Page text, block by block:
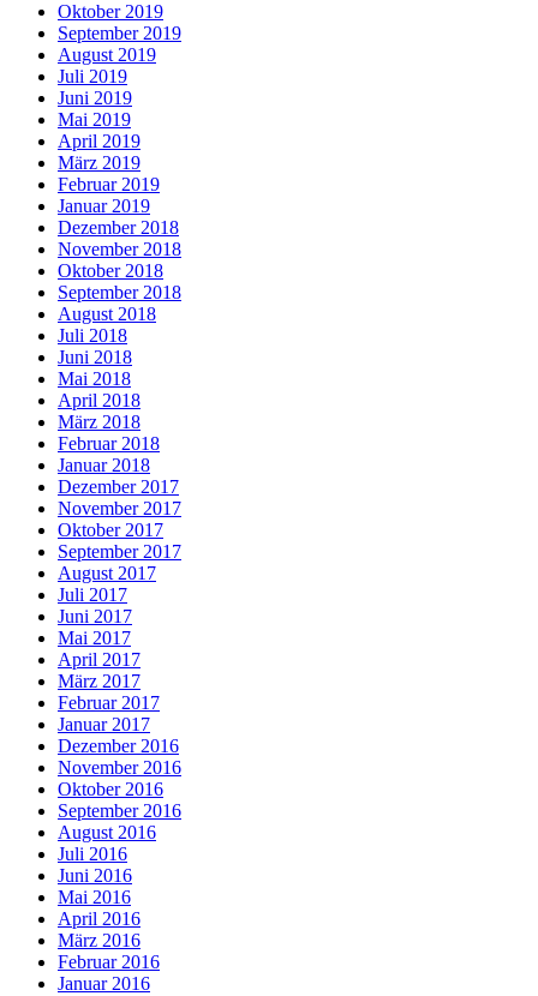
Oktober 2019
September 2019
August 2019
Juli 2019
Juni 2019
Mai 2019
April 2019
März 2019
Februar 2019
Januar 2019
Dezember 2018
November 2018
Oktober 2018
September 2018
August 2018
Juli 2018
Juni 2018
Mai 2018
April 2018
März 2018
Februar 2018
Januar 2018
Dezember 2017
November 2017
Oktober 2017
September 2017
August 2017
Juli 2017
Juni 2017
Mai 2017
April 2017
März 2017
Februar 2017
Januar 2017
Dezember 2016
November 2016
Oktober 2016
September 2016
August 2016
Juli 2016
Juni 2016
Mai 2016
April 2016
März 2016
Februar 2016
Januar 2016